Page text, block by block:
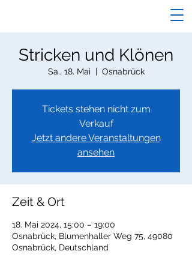
Stricken und Klönen
Sa., 18. Mai
  |
Osnabrück
Tickets stehen nicht zum
Verkauf
Jetzt andere Veranstaltungen
ansehen
Zeit & Ort
18. Mai 2024, 15:00 – 19:00
Osnabrück, Blumenhaller Weg 75, 49080
Osnabrück, Deutschland